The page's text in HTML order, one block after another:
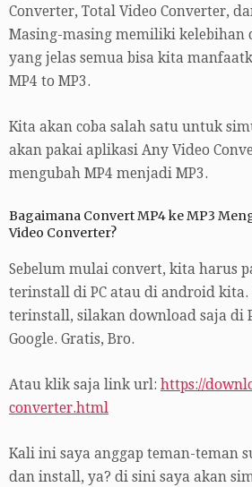
Converter, Total Video Converter,
Masing-masing memiliki kelebihan
yang jelas semua bisa kita
MP4 to MP3.
Kita akan coba salah satu untuk
akan pakai aplikasi Any Video
mengubah MP4 menjadi MP3.
Bagaimana Convert MP4 ke MP3
Video Converter?
Sebelum mulai convert, kita harus
terinstall di PC atau di android
terinstall, silakan download saja di
Google. Gratis, Bro.
Atau klik saja link url: https://
converter.html
Kali ini saya anggap teman-teman
dan install, ya? di sini saya akan